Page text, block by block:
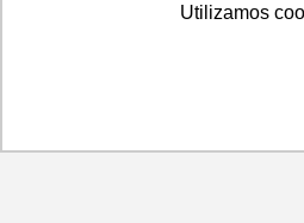
Utilizamos
Utilizamos